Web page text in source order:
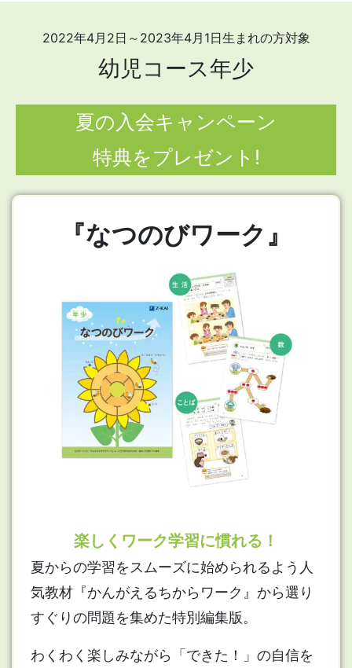
2022年4月2日～2023年4月1日生まれの方対象
幼児コース年少
夏の入会キャンペーン
特典をプレゼント!
『なつのびワーク』
楽しくワーク学習に慣れる！
夏からの学習をスムーズに始められるよう人
気教材『かんがえるちからワーク』から選り
すぐりの問題を集めた特別編集版。
わくわく楽しみながら「できた！」の自信を